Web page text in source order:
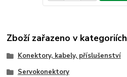
Zboží zařazeno v kategoriích
Konektory, kabely, příslušenství
Servokonektory